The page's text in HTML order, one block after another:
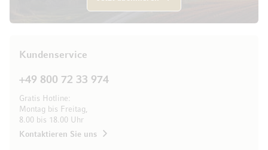
Kundenservice
+49 800 72 33 974
Gratis Hotline:
Montag bis Freitag,
8.00 bis 18.00 Uhr
Kontaktieren Sie uns